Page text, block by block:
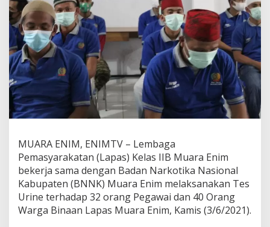
e
g
a
i
d
a
r
g
a
i
n
a
MUARA ENIM, ENIMTV – Lembaga
Pemasyarakatan (Lapas) Kelas IIB Muara Enim
bekerja sama dengan Badan Narkotika Nasional
Kabupaten (BNNK) Muara Enim melaksanakan Tes
Urine terhadap 32 orang Pegawai dan 40 Orang
Warga Binaan Lapas Muara Enim, Kamis (3/6/2021).